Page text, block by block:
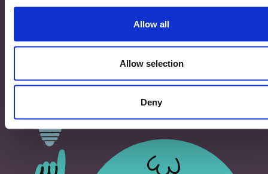
Allow all
Allow selection
Deny